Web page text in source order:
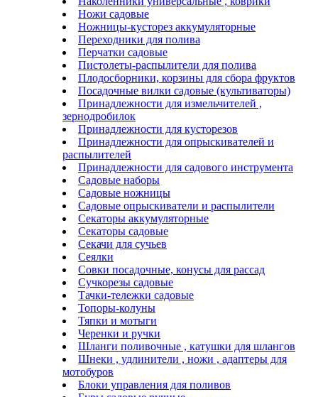
Ножи садовые
Ножницы-кусторез аккумуляторные
Переходники для полива
Перчатки садовые
Пистолеты-распылители для полива
Плодосборники, корзины для сбора фруктов
Посадочные вилки садовые (культиваторы)
Принадлежности для измельчителей ,
зернодробилок
Принадлежности для кусторезов
Принадлежности для опрыскивателей и
распылителей
Принадлежности для садового инструмента
Садовые наборы
Садовые ножницы
Садовые опрыскиватели и распылители
Секаторы аккумуляторные
Секаторы садовые
Секачи для сучьев
Сеялки
Совки посадочные, конусы для рассад
Сучкорезы садовые
Тачки-тележки садовые
Топоры-колуны
Тяпки и мотыги
Черенки и ручки
Шланги поливочные , катушки для шлангов
Шнеки , удлинители , ножи , адаптеры для
мотобуров
Блоки управления для поливов